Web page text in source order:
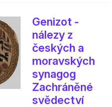
Genizot -
nálezy z
českých a
moravských
synagog
Zachráněné
svědectví